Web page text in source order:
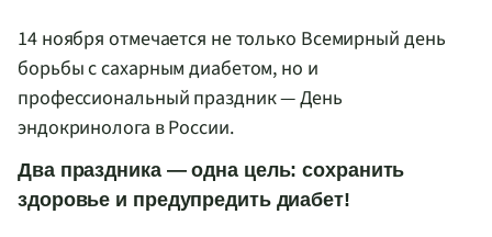
14 ноября отмечается не только Всемирный день
борьбы с сахарным диабетом, но и
профессиональный праздник — День
эндокринолога в России.
Два праздника — одна цель: сохранить
здоровье и предупредить диабет!